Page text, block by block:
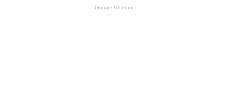
- Google Werbung -